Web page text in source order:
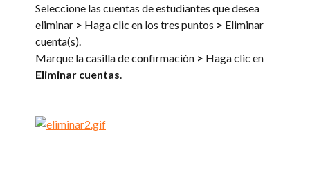
Seleccione las cuentas de estudiantes que desea
eliminar > Haga clic en los tres puntos > Eliminar
cuenta(s).
Marque la casilla de confirmación > Haga clic en
Eliminar cuentas.